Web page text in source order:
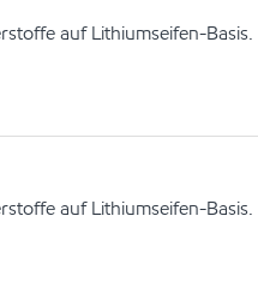
auf Lithiumseifen-Basis.
auf Lithiumseifen-Basis.